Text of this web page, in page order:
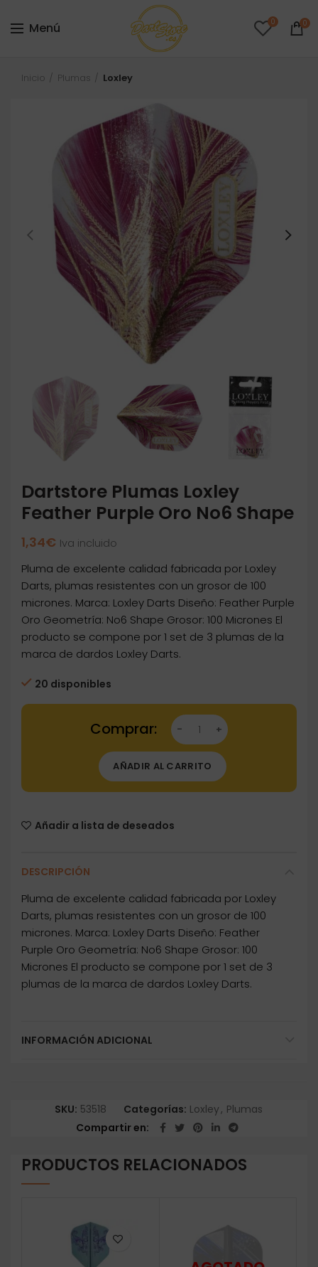
Menú 0 0
Inicio Plumas Loxley
Dartstore Plumas Loxley
Feather Purple Oro No6 Shape
1,34€ Iva incluido
Pluma de excelente calidad fabricada por Loxley
Darts, plumas resistentes con un grosor de 100
micrones. Marca: Loxley Darts Diseño: Feather Purple
Oro Geometría: No6 Shape Grosor: 100 Micrones El
producto se compone por 1 set de 3 plumas de la
marca de dardos Loxley Darts.
20 disponibles
Dartstore Plumas Loxley Feather Purple Oro
AÑADIR AL CARRITO
Añadir a lista de deseados
DESCRIPCIÓN
Pluma de excelente calidad fabricada por Loxley
Darts, plumas resistentes con un grosor de 100
micrones. Marca: Loxley Darts Diseño: Feather
Purple Oro Geometría: No6 Shape Grosor: 100
Micrones El producto se compone por 1 set de 3
plumas de la marca de dardos Loxley Darts.
INFORMACIÓN ADICIONAL
SKU: 53518 Categorías: Loxley, Plumas
Compartir en
PRODUCTOS RELACIONADOS